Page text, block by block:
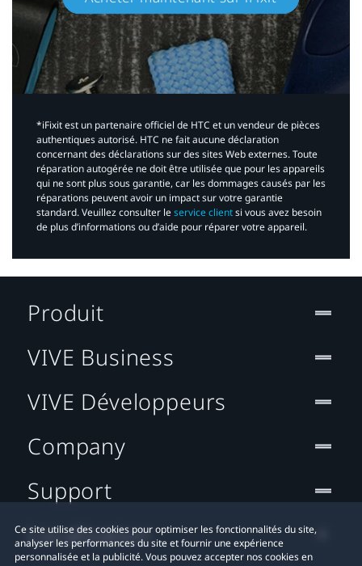
*iFixit est un partenaire officiel de HTC et un vendeur de pièces
authentiques autorisé. HTC ne fait aucune déclaration
concernant des déclarations sur des sites Web externes. Toute
réparation autogérée ne doit être utilisée que pour les appareils
qui ne sont plus sous garantie, car les dommages causés par les
réparations peuvent avoir un impact sur votre garantie
standard. Veuillez consulter leservice clientsi vous avez besoin
de plus d’informations ou d’aide pour réparer votre appareil.​
Ce site utilise des cookies pour optimiser les fonctionnalités du site,
analyser les performances du site et fournir une expérience
personnalisée et la publicité. Vous pouvez accepter nos cookies en
Produit
VIVE Business
VIVE Développeurs
Company
Support
Localisation